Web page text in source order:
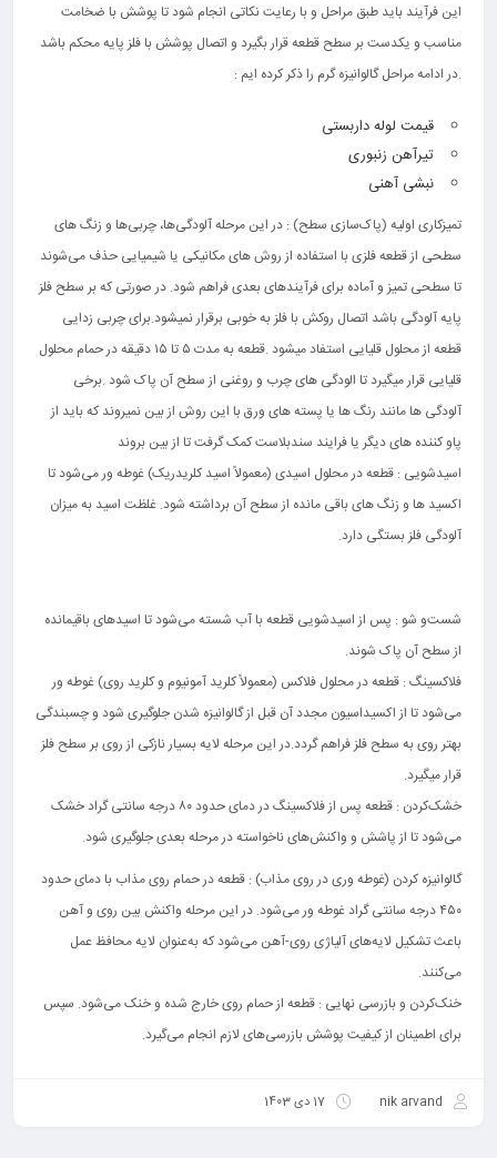
این فرآیند باید طبق مراحل و با رعایت نکاتی انجام شود تا پوشش با ضخامت
مناسب و یکدست بر سطح قطعه قرار بگیرد و اتصال پوشش با فلز پایه محکم باشد
.در ادامه مراحل گالوانیزه گرم را ذکر کرده ایم :
قیمت لوله داربستی
تیرآهن زنبوری
نبشی آهنی
تمیزکاری اولیه (پاک‌سازی سطح) : در این مرحله آلودگی‌ها، چربی‌ها و زنگ‌ های
سطحی از قطعه فلزی با استفاده از روش‌ های مکانیکی یا شیمیایی حذف می‌شوند
تا سطحی تمیز و آماده برای فرآیندهای بعدی فراهم شود. در صورتی که بر سطح فلز
پایه آلودگی باشد اتصال روکش با فلز به خوبی برقرار نمیشود.برای چربی زدایی
قطعه از محلول قلیایی استفاد میشود .قطعه به مدت ۵ تا ۱۵ دقیقه در حمام محلول
قلیایی قرار میگیرد تا الودگی های چرب و روغنی از سطح آن پاک شود .برخی
آلودگی ها مانند رنگ ها یا پسته های ورق با این روش از بین نمیروند که باید از
پاو کننده های دیگر یا فرایند سندبلاست کمک گرفت تا از بین بروند
اسیدشویی : قطعه در محلول اسیدی (معمولاً اسید کلریدریک) غوطه ‌ور می‌شود تا
اکسید ها و زنگ ‌های باقی ‌مانده از سطح آن برداشته شود. غلظت اسید به میزان
آلودگی فلز بستگی دارد.
شست‌و شو : پس از اسیدشویی قطعه با آب شسته می‌شود تا اسیدهای باقیمانده
از سطح آن پاک شوند.
فلاکسینگ : قطعه در محلول فلاکس (معمولاً کلرید آمونیوم و کلرید روی) غوطه ‌ور
می‌شود تا از اکسیداسیون مجدد آن قبل از گالوانیزه شدن جلوگیری شود و چسبندگی
بهتر روی به سطح فلز فراهم گردد.در این مرحله لایه بسیار نازکی از روی بر سطح فلز
قرار میگیرد.
خشک‌کردن : قطعه پس از فلاکسینگ در دمای حدود ۸۰ درجه سانتی گراد خشک
می‌شود تا از پاشش و واکنش‌های ناخواسته در مرحله بعدی جلوگیری شود.
گالوانیزه کردن (غوطه ‌وری در روی مذاب) : قطعه در حمام روی مذاب با دمای حدود
۴۵۰ درجه سانتی ‌گراد غوطه‌ ور می‌شود. در این مرحله واکنش بین روی و آهن
باعث تشکیل لایه‌های آلیاژی روی-آهن می‌شود که به‌عنوان لایه محافظ عمل
می‌کنند.
خنک‌کردن و بازرسی نهایی : قطعه از حمام روی خارج شده و خنک می‌شود. سپس
برای اطمینان از کیفیت پوشش بازرسی‌های لازم انجام می‌گیرد.
nik arvand 17 دی 1403